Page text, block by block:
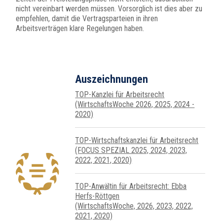
nicht vereinbart werden müssen. Vorsorglich ist dies aber zu
empfehlen, damit die Vertragsparteien in ihren
Arbeitsverträgen klare Regelungen haben.
Auszeichnungen
TOP-Kanzlei für Arbeitsrecht
(WirtschaftsWoche 2026, 2025, 2024 -
2020)
TOP-Wirtschafts­kanzlei für Arbeits­recht
(FOCUS SPEZIAL 2025, 2024, 2023,
2022, 2021, 2020)
TOP-Anwältin für Arbeitsrecht: Ebba
Herfs-Röttgen
(WirtschaftsWoche, 2026, 2023, 2022,
2021, 2020)